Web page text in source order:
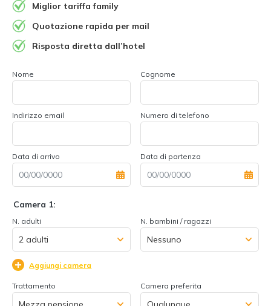
Miglior tariffa family
Quotazione rapida per mail
Risposta diretta dall’hotel
Nome Cognome
Indirizzo email Numero di telefono
Data di arrivo Data di partenza
Camera 1:
N. adulti N. bambini / ragazzi
Aggiungi camera
Trattamento Camera preferita